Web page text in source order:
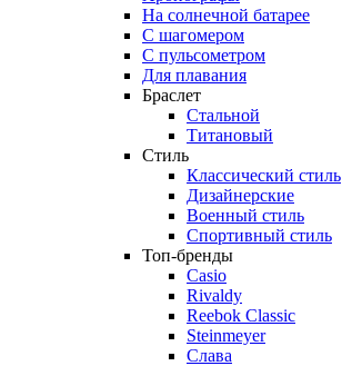
На солнечной батарее
С шагомером
С пульсометром
Для плавания
Браслет
Стальной
Титановый
Стиль
Классический стиль
Дизайнерские
Военный стиль
Спортивный стиль
Топ-бренды
Casio
Rivaldy
Reebok Classic
Steinmeyer
Слава